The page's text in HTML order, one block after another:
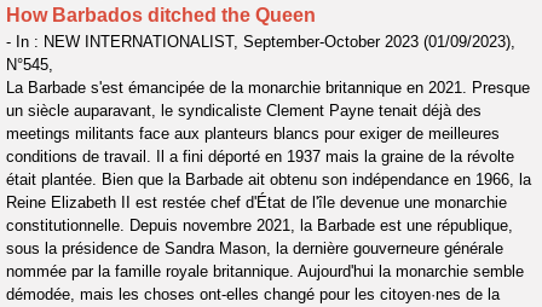
How Barbados ditched the Queen
- In : NEW INTERNATIONALIST, September-October 2023 (01/09/2023),
N°545,
La Barbade s'est émancipée de la monarchie britannique en 2021. Presque
un siècle auparavant, le syndicaliste Clement Payne tenait déjà des
meetings militants face aux planteurs blancs pour exiger de meilleures
conditions de travail. Il a fini déporté en 1937 mais la graine de la révolte
était plantée. Bien que la Barbade ait obtenu son indépendance en 1966, la
Reine Elizabeth II est restée chef d'État de l'île devenue une monarchie
constitutionnelle. Depuis novembre 2021, la Barbade est une république,
sous la présidence de Sandra Mason, la dernière gouverneure générale
nommée par la famille royale britannique. Aujourd'hui la monarchie semble
démodée, mais les choses ont-elles changé pour les citoyen·nes de la